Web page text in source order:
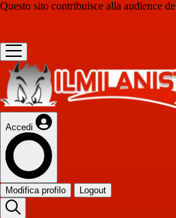
Questo sito contribuisce alla audience de
Accedi
Modifica profilo Logout